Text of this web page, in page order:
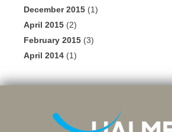
December 2015 (1)
April 2015 (2)
February 2015 (3)
April 2014 (1)